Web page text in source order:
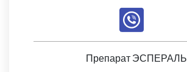
Препарат ЭСПЕРАЛЬ